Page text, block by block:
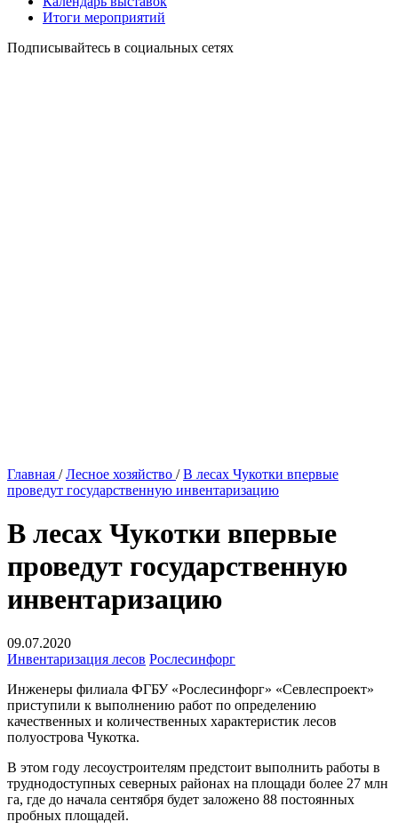
Итоги мероприятий
Подписывайтесь в социальных сетях
Главная / Лесное хозяйство / В лесах Чукотки впервые
проведут государственную инвентаризацию
В лесах Чукотки впервые
проведут государственную
инвентаризацию
09.07.2020
Инвентаризация лесов Рослесинфорг
Инженеры филиала ФГБУ «Рослесинфорг» «Севлеспроект»
приступили к выполнению работ по определению
качественных и количественных характеристик лесов
полуострова Чукотка.
В этом году лесоустроителям предстоит выполнить работы в
труднодоступных северных районах на площади более 27 млн
га, где до начала сентября будет заложено 88 постоянных
пробных площадей.